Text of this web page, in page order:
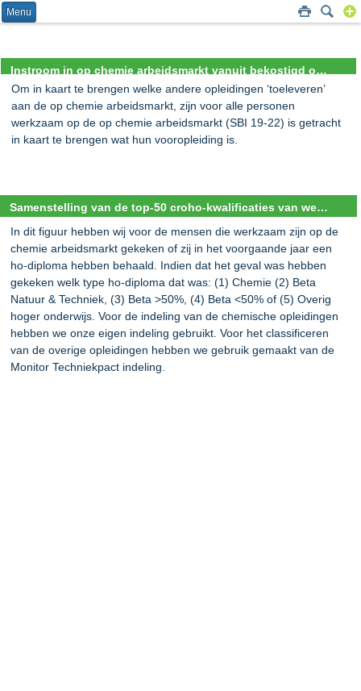
Menu
Instroom in op chemie arbeidsmarkt vanuit bekostigd onderwijs
Om in kaart te brengen welke andere opleidingen ‘toeleveren’
aan de op chemie arbeidsmarkt, zijn voor alle personen
werkzaam op de op chemie arbeidsmarkt (SBI 19-22) is getracht
in kaart te brengen wat hun vooropleiding is.
Samenstelling van de top-50 croho-kwalificaties van werknemers op de chemie arbeidsmarkt (SBI 19-22)
In dit figuur hebben wij voor de mensen die werkzaam zijn op de
chemie arbeidsmarkt gekeken of zij in het voorgaande jaar een
ho-diploma hebben behaald. Indien dat het geval was hebben
gekeken welk type ho-diploma dat was: (1) Chemie (2) Beta
Natuur & Techniek, (3) Beta >50%, (4) Beta <50% of (5) Overig
hoger onderwijs. Voor de indeling van de chemische opleidingen
hebben we onze eigen indeling gebruikt. Voor het classificeren
van de overige opleidingen hebben we gebruik gemaakt van de
Monitor Techniekpact indeling.